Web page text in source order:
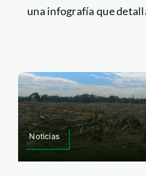
una infografía que
Noticias